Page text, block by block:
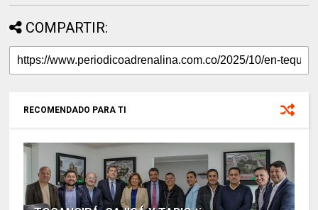
COMPARTIR:
RECOMENDADO PARA TI